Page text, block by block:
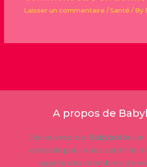
Laisser un commentaire /Santé / By
A propos de
Découvrez sur Babybotte,
conseils pour vous sentir le
auprès des membres de